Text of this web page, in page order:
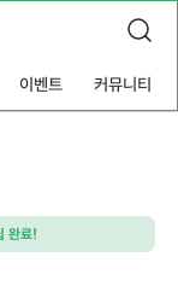
이벤트 커뮤니티
완료!